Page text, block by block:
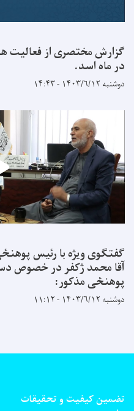
گزارش مختصری از فعالیت
در ماه اسد.
دوشنبه ۱۴۰۳/۶/۱۲ - ۱۴:۴۳
گفتگوی ویژه با رئیس
آقا محمد ژکفر در خصوص
پوهنځی مذکور:
دوشنبه ۱۴۰۳/۶/۱۲ - ۱۱:۱۲
تضمین کیفیت و تحقیقات